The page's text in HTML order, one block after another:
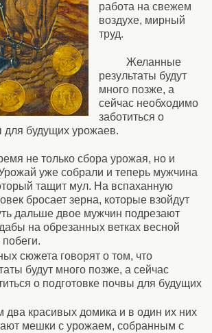
работа на свежем
воздухе, мирный
труд.
Желанные
результаты будут
много позже, а
сейчас необходимо
заботиться о
для будущих урожаев.
не только сбора урожая, но и
уже собрали и теперь мужчина
тащит мул. На вспаханную
бросает зерна, которые взойдут
дальше двое мужчин подрезают
на обрезанных ветках весной
сюжета говорят о том, что
будут много позже, а сейчас
о подготовке почвы для будущих
два красивых домика и в один их них
мешки с урожаем, собранным с